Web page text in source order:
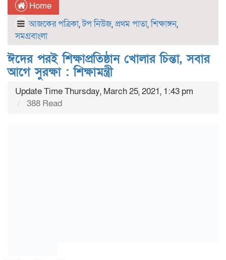
Home
আজকের পত্রিকা,টপ নিউজ,প্রথম পাতা,শিক্ষাঙ্গন,
সমগ্রবাংলা
ঈদের পরই শিক্ষাপ্রতিষ্ঠান খোলার চিন্তা, সবার
আগে সুরক্ষা : শিক্ষামন্ত্রী
Update Time Thursday, March 25, 2021, 1:43 pm
388 Read